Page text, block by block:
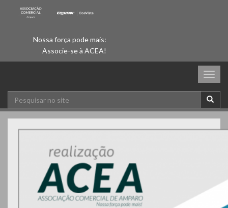
Nossa força pode mais:
Associe-se à ACEA!